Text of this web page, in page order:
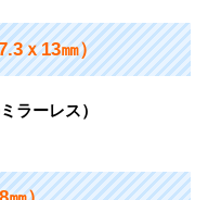
ｘ13㎜）
ラーレス）